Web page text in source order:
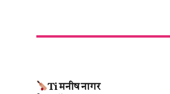
Ti मनीष नागर